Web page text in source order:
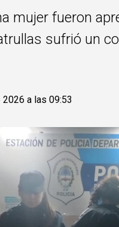
mujer fueron
sufrió un
a las 09:53